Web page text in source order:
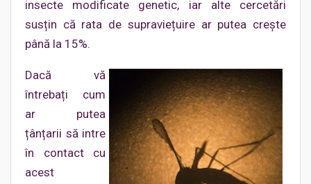
insecte modificate genetic, iar alte cercetări
susțin că rata de supraviețuire ar putea crește
până la 15%.
Dacă vă
întrebați cum
ar putea
țânțarii să intre
în contact cu
acest